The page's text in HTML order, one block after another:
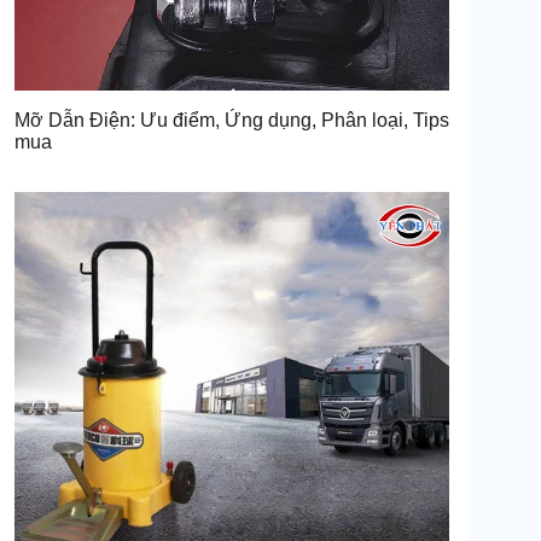
Mỡ Dẫn Điện: Ưu điểm, Ứng dụng, Phân loại, Tips
mua